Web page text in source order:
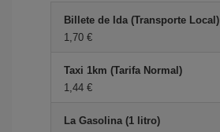
Billete de Ida (Transporte Local)
1,70 €
Taxi 1km (Tarifa Normal)
1,44 €
La Gasolina (1 litro)